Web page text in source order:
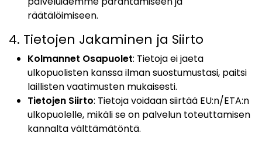
räätälöimiseen.
4. Tietojen Jakaminen ja Siirto
Kolmannet Osapuolet: Tietoja ei jaeta
ulkopuolisten kanssa ilman suostumustasi, paitsi
laillisten vaatimusten mukaisesti.
Tietojen Siirto: Tietoja voidaan siirtää EU:n/ETA:n
ulkopuolelle, mikäli se on palvelun toteuttamisen
kannalta välttämätöntä.